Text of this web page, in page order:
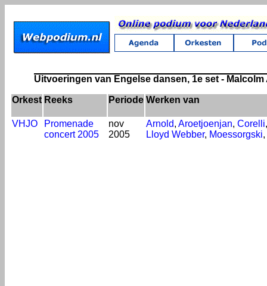
Uitvoeringen van Engelse dansen, 1e set -
Orkest Reeks Periode Werken van
VHJO
Promenade
concert 2005
nov
2005
Arnold, Aroetjoenjan, Corelli
Lloyd Webber, Moessorgski,